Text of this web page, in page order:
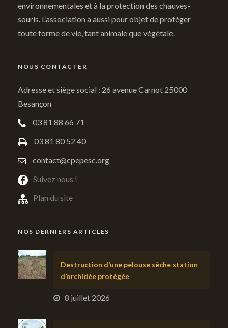
environnementales et à la protection des chauves-
souris. L’association a aussi pour objet de protéger
toute forme de vie, tant animale que végétale.
NOUS CONTACTER
Adresse et siège social : 26 avenue Carnot 25000
Besançon
03 81 88 66 71
03 81 80 52 40
contact@cpepesc.org
Suivez nous !
Plan du site
NOS DERNIERS ARTICLES
Destruction d’une pelouse sèche station
d’orchidée protégée
8 juillet 2026